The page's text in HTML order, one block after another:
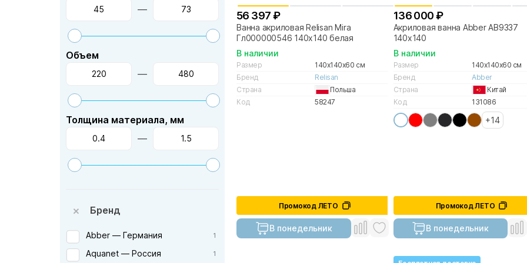
—
Объем
—
Толщина материала, мм
—
Бренд
Abber — Германия 1
Aquanet — Россия 1
56 397 ₽
Ванна акриловая Relisan Mira
Гл000000546 140x140 белая
В наличии
Размер
140x140x60 см
Бренд
Relisan
Страна
Польша
Код
58247
Промокод ЛЕТО
В понедельник
136 000 ₽
Акриловая ванна Abber AB9337
140х140
В наличии
Размер
140x140x60 см
Бренд
Abber
Страна
Китай
Код
131086
+14
Промокод ЛЕТО
В понедельник